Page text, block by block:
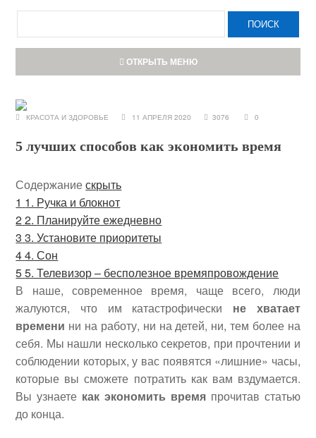
ОТКРЫТЬ МЕНЮ
КРАСОТА И ЗДОРОВЬЕ 11 АПРЕЛЯ 2020 3076 0
5 лучших способов как экономить время
Содержаниескрыть
1 1. Ручка и блокнот
22. Планируйте ежедневно
3 3. Установите приоритеты
44. Сон
55. Телевизор – бесполезное времяпровождение
В наше, современное время, чаще всего, люди
жалуются, что им катастрофически не хватает
времени ни на работу, ни на детей, ни, тем более на
себя. Мы нашли несколько секретов, при прочтении и
соблюдении которых, у вас появятся «лишние» часы,
которые вы сможете потратить как вам вздумается.
Вы узнаете как экономить времяпрочитав статью
до конца.